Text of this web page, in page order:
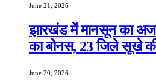
June 21, 2026
झारखंड में मानसून का
का बोनस, 23 जिले सूखे
June 20, 2026